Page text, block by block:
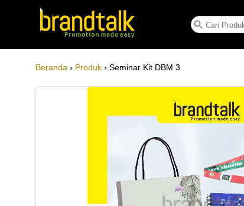
Beranda › Produk › Seminar Kit DBM 3